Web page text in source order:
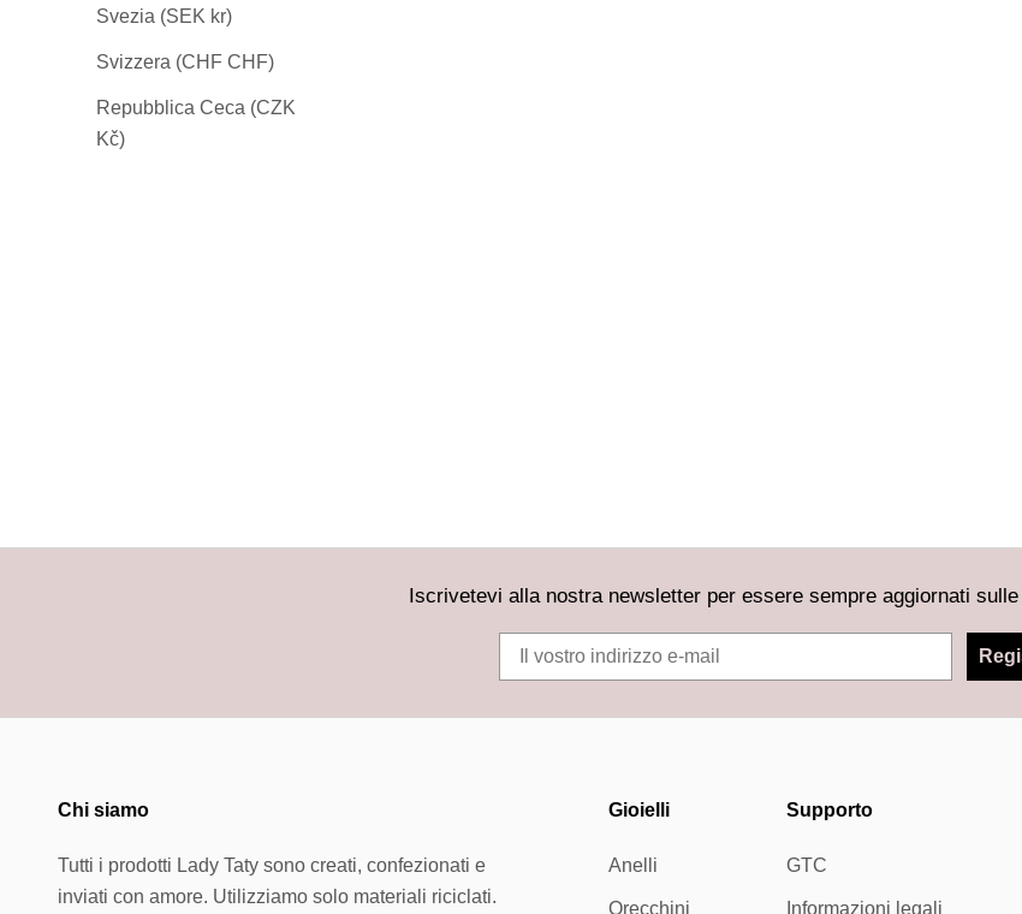
Svezia (SEK kr)
Svizzera (CHF CHF)
Repubblica Ceca (CZK
Kč)
Iscrivetevi alla nostra newsletter per essere sempre aggiornati
Chi siamo
Tutti i prodotti Lady Taty sono creati, confezionati e
inviati con amore. Utilizziamo solo materiali riciclati.
Gioielli
Anelli
Orecchini
Supporto
GTC
Informazioni legali